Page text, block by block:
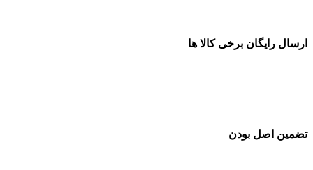
ارسال رایگان برخی کالا ها
تضمین اصل بودن